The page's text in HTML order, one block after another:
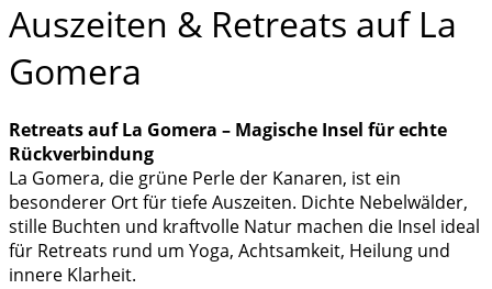
Auszeiten & Retreats auf La
Gomera
Retreats auf La Gomera – Magische Insel für echte
Rückverbindung
La Gomera, die grüne Perle der Kanaren, ist ein
besonderer Ort für tiefe Auszeiten. Dichte Nebelwälder,
stille Buchten und kraftvolle Natur machen die Insel ideal
für Retreats rund um Yoga, Achtsamkeit, Heilung und
innere Klarheit.